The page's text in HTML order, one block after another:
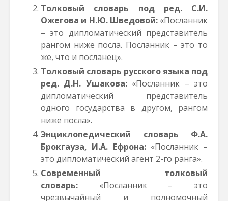
Толковый словарь под ред. C.И.
Ожегова и Н.Ю. Шведовой: «Посланник
– это дипломатический представитель
рангом ниже посла. Посланник – это то
же, что и посланец».
Толковый словарь русского языка под
ред. Д.Н. Ушакова: «Посланник – это
дипломатический представитель
одного государства в другом, рангом
ниже посла».
Энциклопедический словарь Ф.А.
Брокгауза, И.А. Ефрона: «Посланник –
это дипломатический агент 2-го ранга».
Современный толковый
словарь: «Посланник – это
чрезвычайный и полномочный